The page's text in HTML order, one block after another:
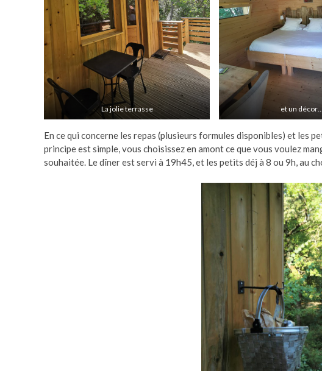
La jolie terrasse et un décor…
En ce qui concerne les repas (plusieurs formules disponibles) et les
principe est simple, vous choisissez en amont ce que vous voulez
souhaitée. Le dîner est servi à 19h45, et les petits déj à 8 ou 9h, au